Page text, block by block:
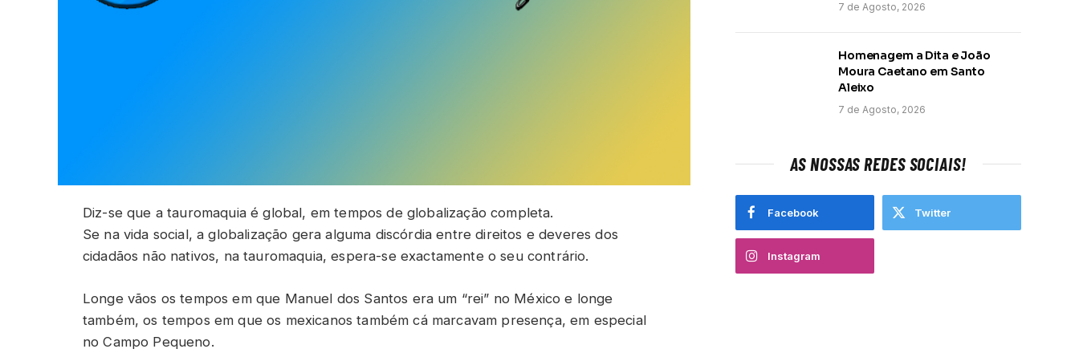
Diz-se que a tauromaquia é global, em tempos de globalização completa.
Se na vida social, a globalização gera alguma discórdia entre direitos e deveres dos
cidadãos não nativos, na tauromaquia, espera-se exactamente o seu contrário.
Longe vãos os tempos em que Manuel dos Santos era um “rei” no México e longe
também, os tempos em que os mexicanos também cá marcavam presença, em especial
no Campo Pequeno.
7 de Agosto, 2026
Homenagem a Dita e João
Moura Caetano em Santo
Aleixo
7 de Agosto, 2026
AS NOSSAS REDES SOCIAIS!
Facebook Twitter
Instagram